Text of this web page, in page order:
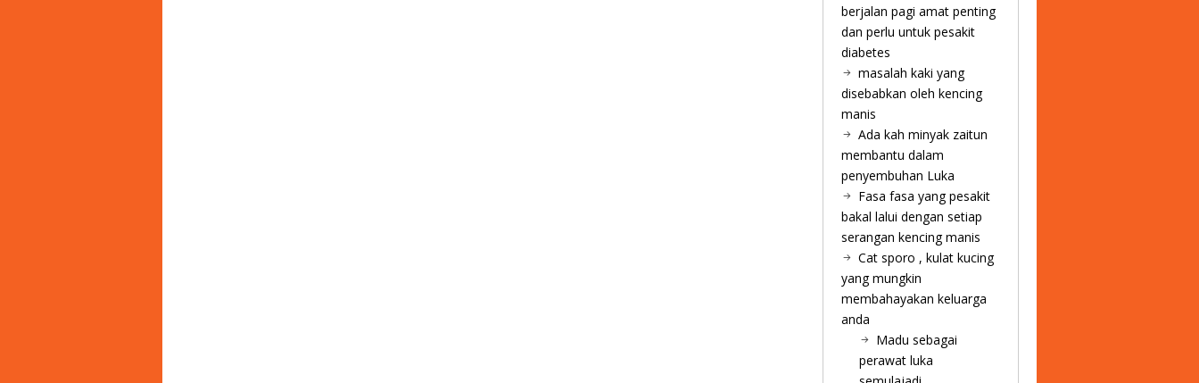
berjalan pagi amat penting
dan perlu untuk pesakit
diabetes
masalah kaki yang
disebabkan oleh kencing
manis
Ada kah minyak zaitun
membantu dalam
penyembuhan Luka
Fasa fasa yang pesakit
bakal lalui dengan setiap
serangan kencing manis
Cat sporo , kulat kucing
yang mungkin
membahayakan keluarga
anda
Madu sebagai
perawat luka